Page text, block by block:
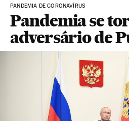
PANDEMIA DE CORONAVÍRUS
Pandemia se
adversário de